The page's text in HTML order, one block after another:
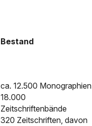
Bestand
ca. 12.500 Monographien
18.000
Zeitschriftenbände
320 Zeitschriften, davon